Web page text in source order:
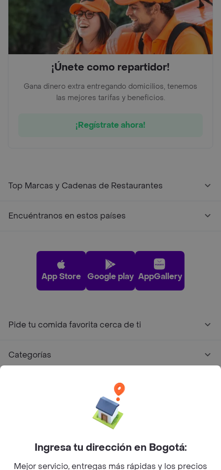
¡Únete como repartidor!
Gana dinero extra entregando domicilios, tenemos
las mejores tarifas y beneficios.
¡Regístrate ahora!
Top Marcas y Cadenas de Restaurantes
Encuéntranos en estos países
App Store Google play AppGallery
Pide tu comida favorita cerca de ti
Categorías
Facebook
Twitter
Instagram
©2026Rappi Inc. All rights reserved.
Ingresa tu dirección en Bogotá:
Mejor servicio, entregas más rápidas y los precios